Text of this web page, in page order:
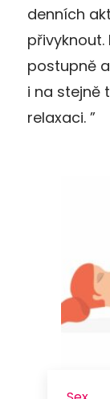
denních
přivyknout.
postupně
i na stejně
relaxaci. ”